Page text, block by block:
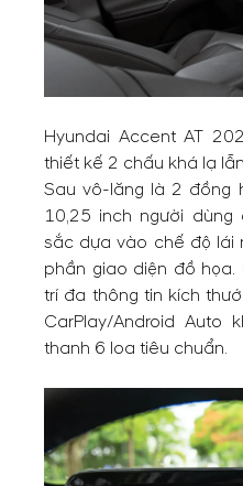
Hyundai Accent AT
thiết kế 2 chấu khá lạ
Sau vô-lăng là 2 đồng
10,25 inch người
sắc dựa vào chế độ lái
phần giao diện đồ
trí đa thông tin kích
CarPlay/Android Auto
thanh 6 loa tiêu chuẩn.